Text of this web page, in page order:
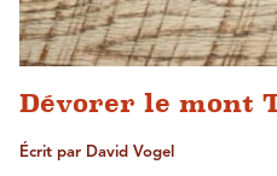
Dévorer le mont
Écrit par David Vogel